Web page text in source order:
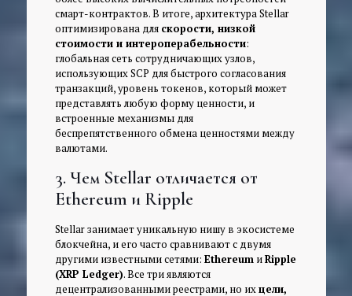
смарт-контрактов. В итоге, архитектура Stellar
оптимизирована для скорости, низкой
стоимости и интероперабельности:
глобальная сеть сотрудничающих узлов,
использующих SCP для быстрого согласования
транзакций, уровень токенов, который может
представлять любую форму ценности, и
встроенные механизмы для
беспрепятственного обмена ценностями между
валютами.
3. Чем Stellar отличается от
Ethereum и Ripple
Stellar занимает уникальную нишу в экосистеме
блокчейна, и его часто сравнивают с двумя
другими известными сетями: EthereumиRipple
(XRP Ledger). Все три являются
децентрализованными реестрами, но ихцели,